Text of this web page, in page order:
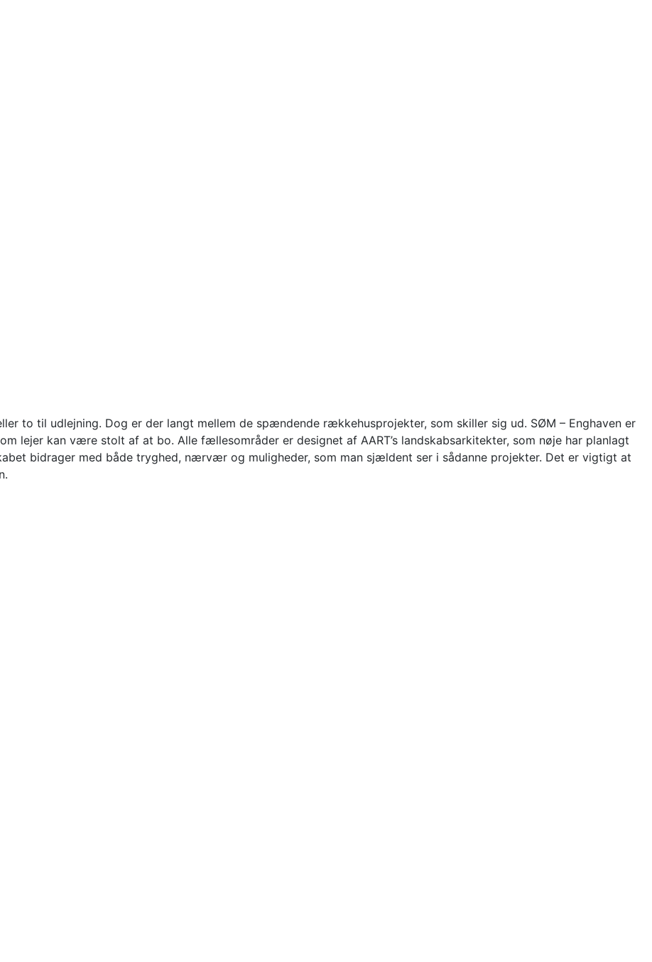
to til udlejning. Dog er der langt mellem de spændende rækkehusprojekter, som skiller sig ud. SØM – Enghaven er
lejer kan være stolt af at bo. Alle fællesområder er designet af AART’s landskabsarkitekter, som nøje har planlagt
bidrager med både tryghed, nærvær og muligheder, som man sjældent ser i sådanne projekter. Det er vigtigt at